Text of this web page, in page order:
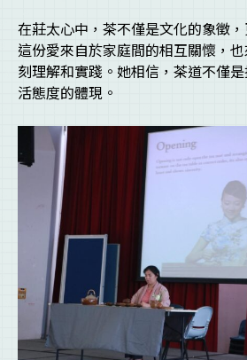
在莊太心中，茶不僅是文化的象徵
這份愛來自於家庭間的相互關懷，
刻理解和實踐。她相信，茶道不僅
活態度的體現。